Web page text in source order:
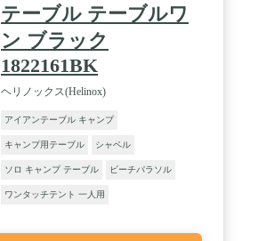
テーブル テーブルワ
ン ブラック
1822161BK
ヘリノックス(Helinox)
アイアンテーブル キャンプ
キャンプ用テーブル シャベル
ソロ キャンプ テーブル ビーチパラソル
ワンタッチテント 一人用